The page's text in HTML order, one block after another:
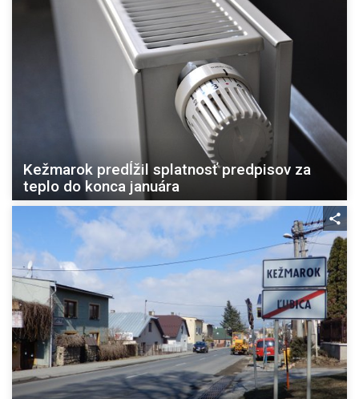
Kežmarok predĺžil splatnosť predpisov za
teplo do konca januára